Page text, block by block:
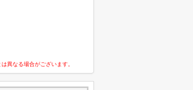
異なる場合がございます。